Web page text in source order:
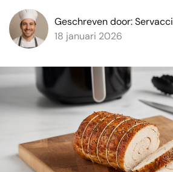
Geschreven door: Servacci
18 januari 2026